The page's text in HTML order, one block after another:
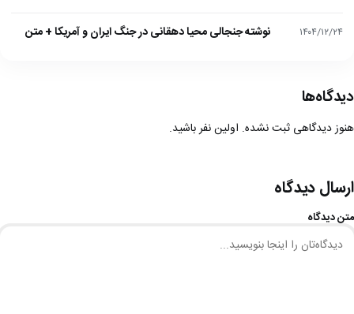
۱۴۰۴/۱۲/۲۴ نوشته جنجالی محیا دهقانی در جنگ ایران و آمریکا + متن
دیدگاه‌ها
هنوز دیدگاهی ثبت نشده. اولین نفر باشید.
ارسال دیدگاه
متن دیدگاه